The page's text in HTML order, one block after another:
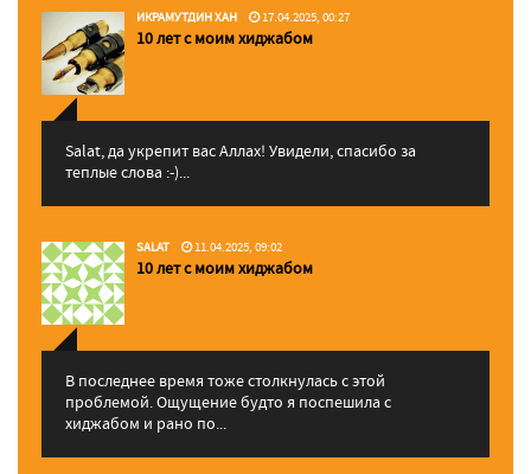
ИКРАМУТДИН ХАН 17.04.2025, 00:27
10 лет с моим хиджабом
Salat, да укрепит вас Аллаx! Увидели, спасибо за
теплые слова :-)...
SALAT 11.04.2025, 09:02
10 лет с моим хиджабом
В последнее время тоже столкнулась с этой
проблемой. Ощущение будто я поспешила с
хиджабом и рано по...